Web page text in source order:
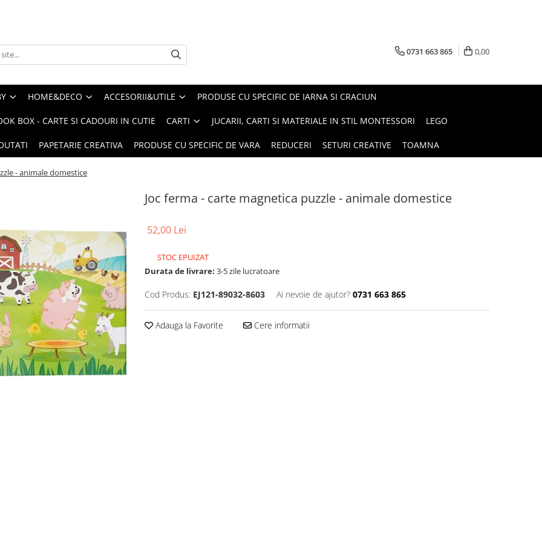
0731 663 865 0,00
HOME&DECO ACCESORII&UTILE PRODUSE CU SPECIFIC DE IARNA SI CRACIUN
BOX - CARTE SI CADOURI IN CUTIE CARTI JUCARII, CARTI SI MATERIALE IN STIL MONTESSORI LEGO
PAPETARIE CREATIVA PRODUSE CU SPECIFIC DE VARA REDUCERI SETURI CREATIVE TOAMNA
- animale domestice
Joc ferma - carte magnetica puzzle - animale domestice
52,00 Lei
STOC EPUIZAT
Durata de livrare: 3-5 zile lucratoare
Cod Produs: EJ121-89032-8603 Ai nevoie de ajutor? 0731 663 865
Adauga la Favorite Cere informatii